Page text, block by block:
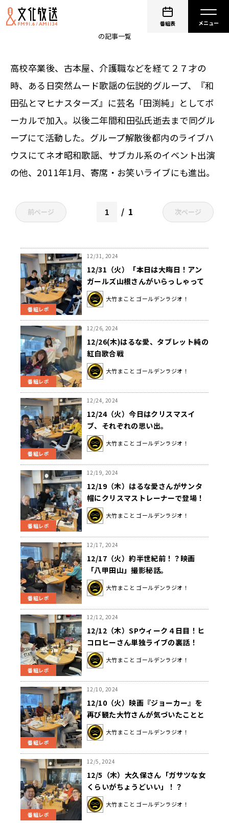
番組表
の記事一覧
高校卒業後、古本屋、介護職などを経て２７才の
時、ある日突然ムード歌謡の伝説的グループ、『和
田弘とマヒナスターズ』に芸名「田渕純」としてボ
ーカルで加入。以後二年間和田弘氏逝去まで同グル
ープにて活動した。グループ解散後都内のライブハ
ウスにてネオ昭和歌謡、サブカル系のイベント出演
の他、2011年1月、寄席・お笑いライブにも進出。
前ページ 1 次ページ
番組レポ
12/31, 2024
12/31（火）「本日は大晦日！アン
ガールズ山根さんがいらっしゃって
くれました！」
大竹まこと ゴールデンラジオ！
番組レポ
12/26, 2024
12/26(木)はるな愛、タブレット純の
紅白歌合戦
大竹まこと ゴールデンラジオ！
番組レポ
12/24, 2024
12/24（火）今日はクリスマスイ
ブ、それぞれの思い出。
大竹まこと ゴールデンラジオ！
番組レポ
12/19, 2024
12/19（木）はるな愛さんがサンタ
帽にクリスマストレーナーで登場！
大竹まこと ゴールデンラジオ！
番組レポ
12/17, 2024
12/17（火）約半世紀前！？映画
「八甲田山」撮影秘話。
大竹まこと ゴールデンラジオ！
番組レポ
12/12, 2024
12/12（木）SPウィーク４日目！ヒ
コロヒーさん単独ライブの裏話！
大竹まこと ゴールデンラジオ！
番組レポ
12/10, 2024
12/10（火）映画『ジョーカー』を
再び観た大竹さんが気づいたことと
は！？
大竹まこと ゴールデンラジオ！
番組レポ
12/5, 2024
12/5（木）大久保さん「ガサツな女
くらいがちょうどいい」！？
大竹まこと ゴールデンラジオ！